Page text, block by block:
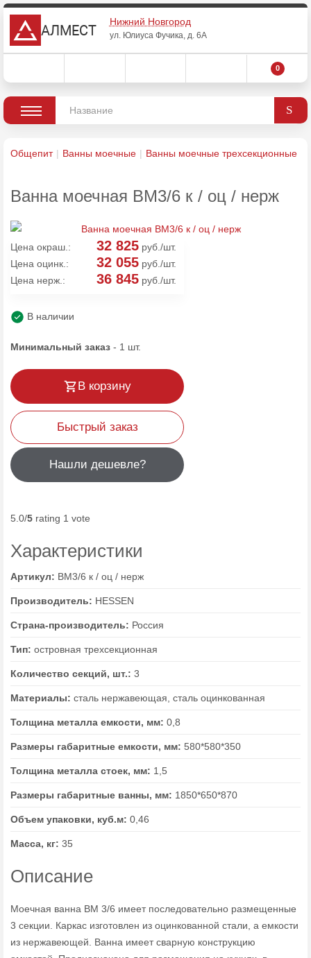
АЛМЕСТ
Нижний Новгород
ул. Юлиуса Фучика, д. 6А
0
Общепит Ванны моечные Ванны моечные трехсекционные
Ванна моечная ВМ3/6 к / оц / нерж
Цена окраш.: 32 825 руб./шт.
Цена оцинк.:
32 055 руб./шт.
Цена нерж.:
36 845 руб./шт.
В наличии
Минимальный заказ - 1 шт.
В корзину
Быстрый заказ
Нашли дешевле?
5.0/5 rating 1 vote
Характеристики
Артикул: ВМ3/6 к / оц / нерж
Производитель: HESSEN
Страна-производитель: Россия
Тип: островная трехсекционная
Количество секций, шт.: 3
Материалы: сталь нержавеющая, сталь оцинкованная
Толщина металла емкости, мм: 0,8
Размеры габаритные емкости, мм: 580*580*350
Толщина металла стоек, мм: 1,5
Размеры габаритные ванны, мм: 1850*650*870
Объем упаковки, куб.м: 0,46
Масса, кг: 35
Описание
Моечная ванна ВМ 3/6 имеет последовательно размещенные
3 секции. Каркас изготовлен из оцинкованной стали, а емкости
из нержавеющей. Ванна имеет сварную конструкцию